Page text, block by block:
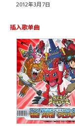
2012年3月7日
插入歌单曲